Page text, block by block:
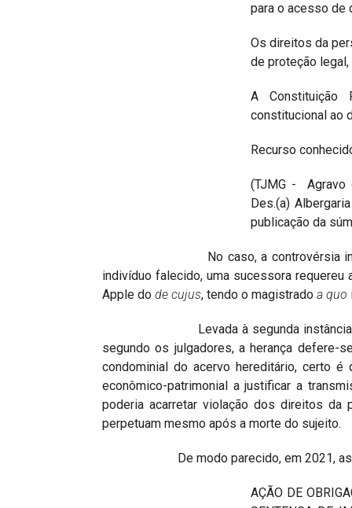
para o acesso de
Os direitos da
de proteção
A Constituição
constitucional ao
Recurso
(TJMG - Agravo
Des.(a)
publicação da
No caso, a controvérsia instalou-
indivíduo falecido, uma sucessora
Apple do de cujus, tendo o magistrado a quo
Levada à segunda instância, a
segundo os julgadores, a herança defere-
condominial do acervo hereditário, certo
econômico-patrimonial a justificar a
poderia acarretar violação dos direitos da
perpetuam mesmo após a morte do sujeito.
De modo parecido, em 2021, assim
AÇÃO DE